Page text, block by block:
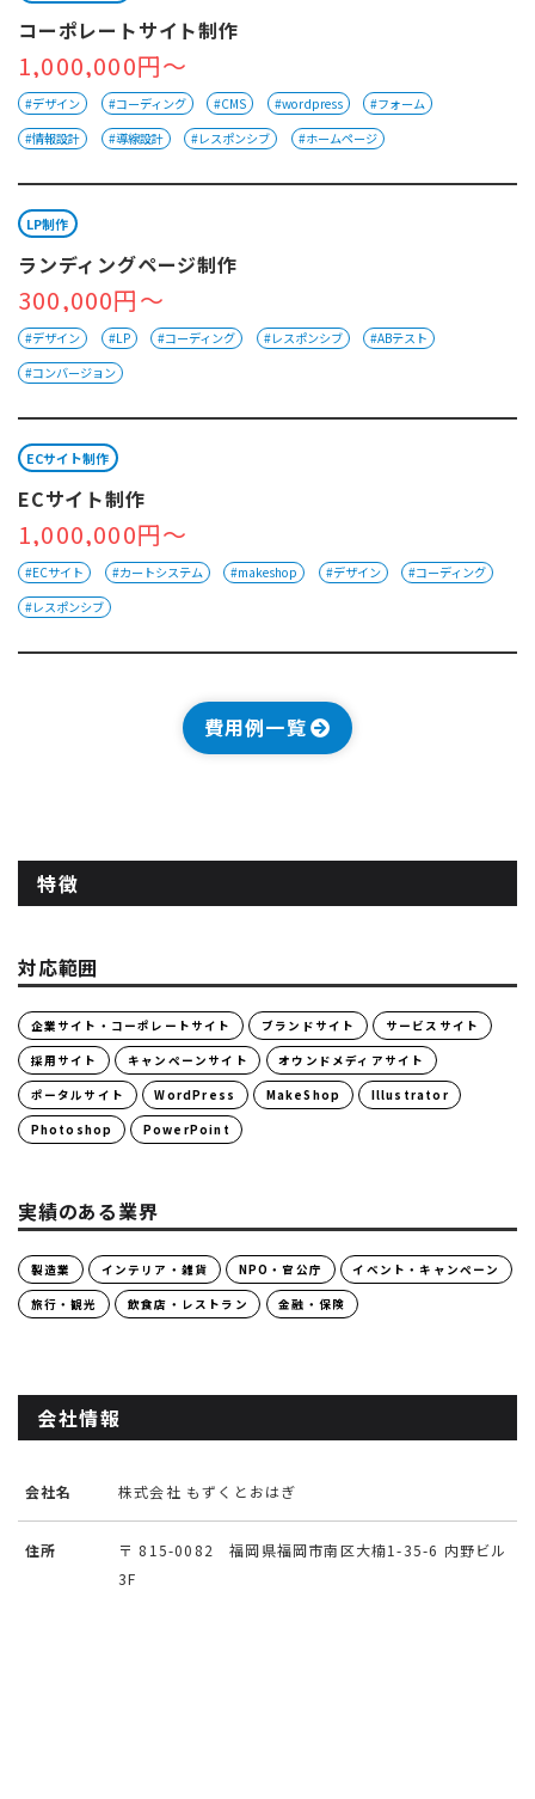
コーポレートサイト制作
1,000,000円～
#デザイン #コーディング #CMS #wordpress
#フォーム
#情報設計
#導線設計 #レスポンシブ #ホームページ
LP制作
ランディングページ制作
300,000円～
#デザイン #LP #コーディング #レスポンシブ
#ABテスト
#コンバージョン
ECサイト制作
ECサイト制作
1,000,000円～
#ECサイト #カートシステム #makeshop #デザイン
#コーディング
#レスポンシブ
費用例一覧
特徴
対応範囲
企業サイト・コーポレートサイト ブランドサイト サービスサイト
採用サイト キャンペーンサイト オウンドメディアサイト
ポータルサイト WordPress MakeShop Illustrator
Photoshop PowerPoint
実績のある業界
製造業 インテリア・雑貨 NPO・官公庁 イベント・キャンペーン
旅行・観光 飲食店・レストラン 金融・保険
会社情報
会社名 株式会社 もずくとおはぎ
住所
〒 815-0082 福岡県福岡市南区大楠1-35-6 内野ビル
3F